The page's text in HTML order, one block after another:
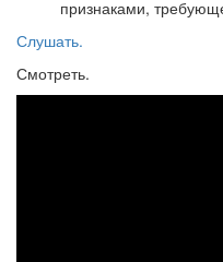
признаками,
Слушать.
Смотреть.